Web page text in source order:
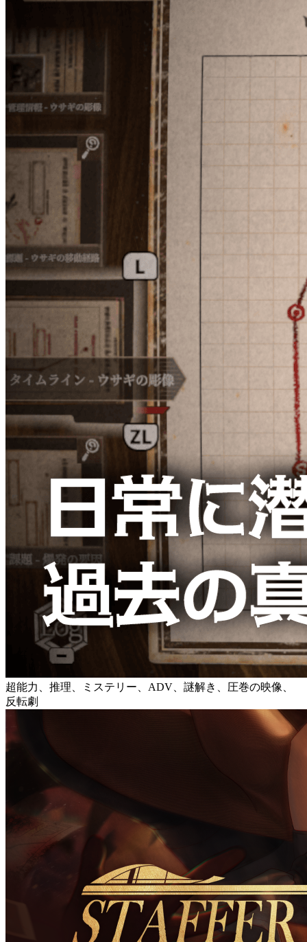
超能力、推理、ミステリー、ADV、謎解き、圧巻の映像、
反転劇